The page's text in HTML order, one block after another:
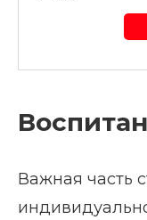
Важная часть